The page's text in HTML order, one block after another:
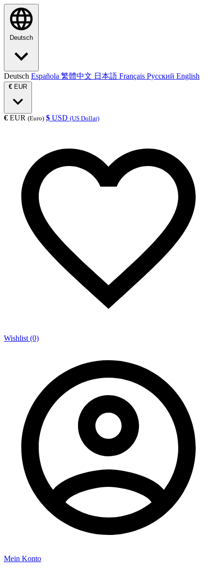
Deutsch
Deutsch Española 繁體中文 日本語 Français Русский English
€ EUR
€ EUR (Euro) $ USD (US Dollar)
Wishlist (0)
Mein Konto